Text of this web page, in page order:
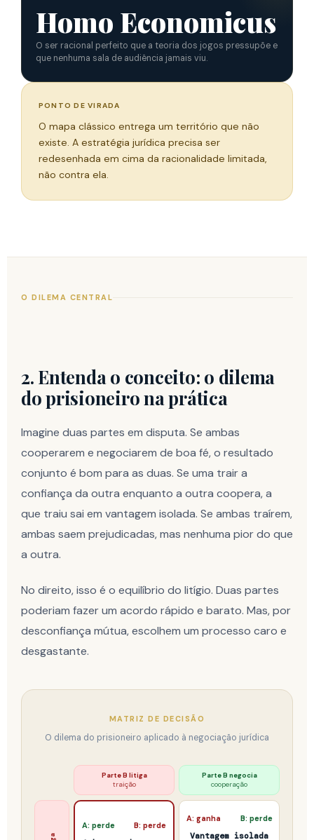
Homo Economicus
O ser racional perfeito que a teoria dos jogos pressupõe e
que nenhuma sala de audiência jamais viu.
PONTO DE VIRADA
O mapa clássico entrega um território que não
existe. A estratégia jurídica precisa ser
redesenhada em cima da racionalidade limitada,
não contra ela.
O DILEMA CENTRAL
2. Entenda o conceito: o dilema
do prisioneiro na prática
Imagine duas partes em disputa. Se ambas
cooperarem e negociarem de boa fé, o resultado
conjunto é bom para as duas. Se uma trair a
confiança da outra enquanto a outra coopera, a
que traiu sai em vantagem isolada. Se ambas traírem,
ambas saem prejudicadas, mas nenhuma pior do que
a outra.
No direito, isso é o equilíbrio do litígio. Duas partes
poderiam fazer um acordo rápido e barato. Mas, por
desconfiança mútua, escolhem um processo caro e
desgastante.
MATRIZ DE DECISÃO
O dilema do prisioneiro aplicado à negociação jurídica
Parte B litiga
traição
Parte B negocia
cooperação
A: perde B: perde
A: ganha B: perde
Vantagem isolada